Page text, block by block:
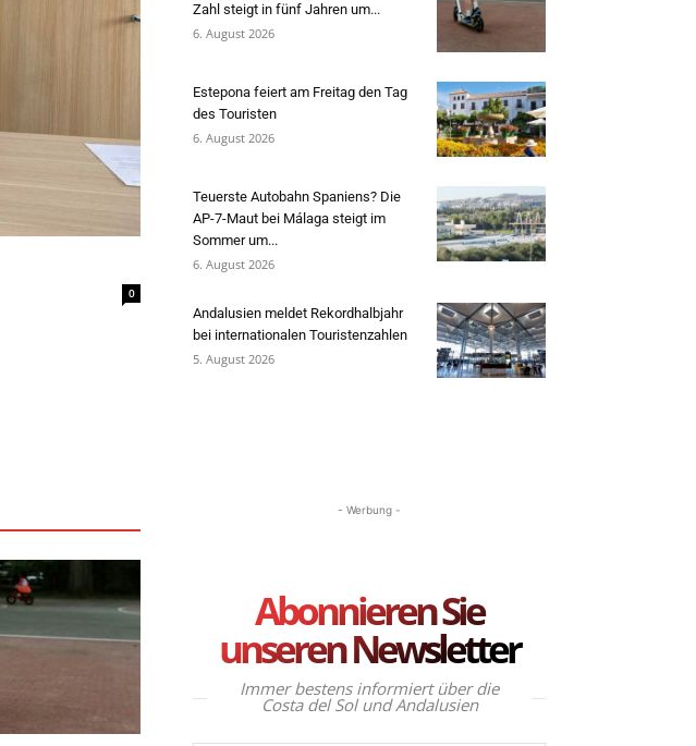
0
Zahl steigt in fünf Jahren um...
6. August 2026
Estepona feiert am Freitag den Tag
des Touristen
6. August 2026
Teuerste Autobahn Spaniens? Die
AP-7-Maut bei Málaga steigt im
Sommer um...
6. August 2026
Andalusien meldet Rekordhalbjahr
bei internationalen Touristenzahlen
5. August 2026
- Werbung -
Abonnieren Sie
unseren Newsletter
Immer bestens informiert über die
Costa del Sol und Andalusien